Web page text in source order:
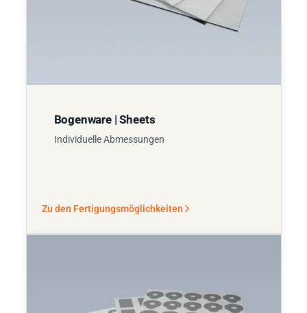
Bogenware | Sheets
Individuelle Abmessungen
Zu den Fertigungsmöglichkeiten